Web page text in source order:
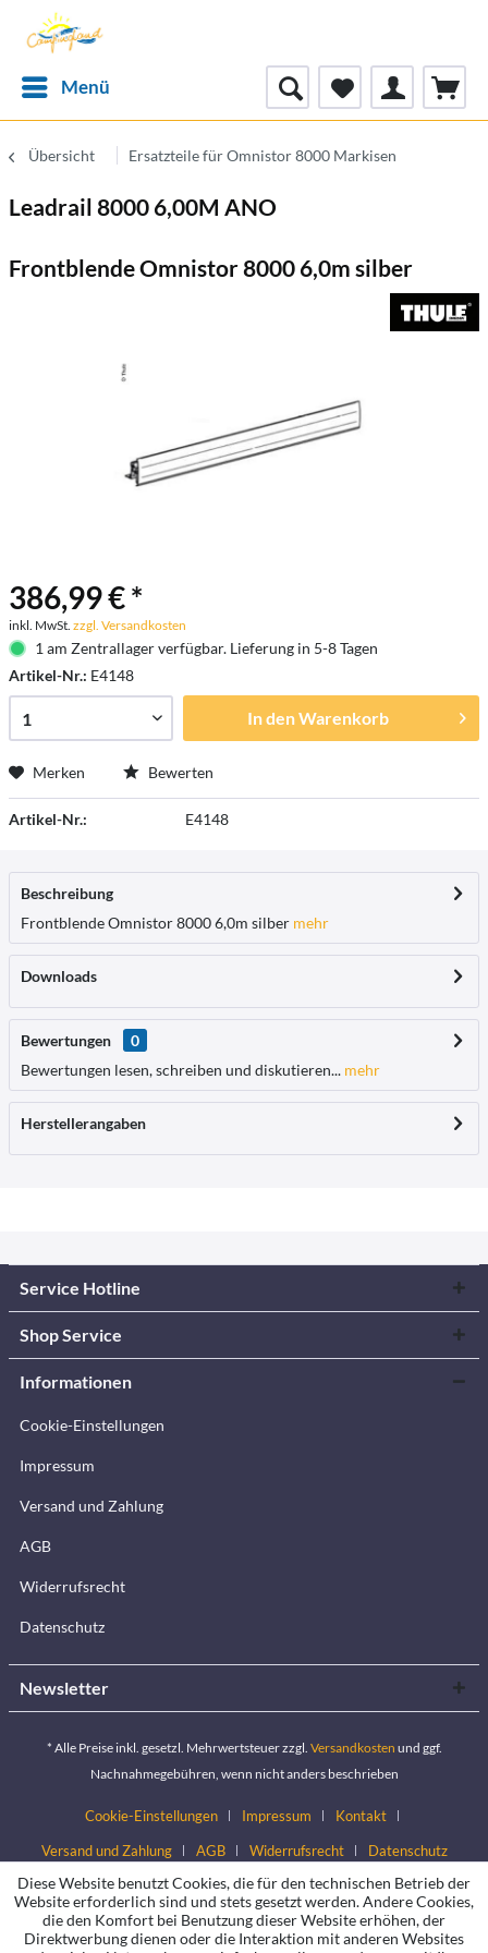
Menü
Übersicht Ersatzteile für Omnistor 8000 Markisen
Leadrail 8000 6,00M ANO
Frontblende Omnistor 8000 6,0m silber
386,99 € *
inkl. MwSt. zzgl. Versandkosten
1 am Zentrallager verfügbar. Lieferung in 5-8 Tagen
Artikel-Nr.: E4148
In denWarenkorb
Merken Bewerten
Artikel-Nr.: E4148
Beschreibung
Frontblende Omnistor 8000 6,0m silber mehr
Downloads
Bewertungen
0
Bewertungen lesen, schreiben und diskutieren... mehr
Herstellerangaben
Service Hotline
Shop Service
Informationen
Cookie-Einstellungen
Impressum
Versand und Zahlung
AGB
Widerrufsrecht
Datenschutz
Newsletter
* Alle Preise inkl. gesetzl. Mehrwertsteuer zzgl. Versandkosten und ggf.
Nachnahmegebühren, wenn nicht anders beschrieben
Cookie-Einstellungen Impressum
Kontakt
Versand und Zahlung
AGB Widerrufsrecht Datenschutz
Diese Website benutzt Cookies, die für den technischen Betrieb der
Website erforderlich sind und stets gesetzt werden. Andere Cookies,
die den Komfort bei Benutzung dieser Website erhöhen, der
Direktwerbung dienen oder die Interaktion mit anderen Websites